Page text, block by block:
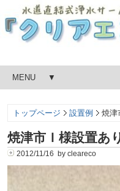
MENU
トップページ 設置例 焼津
焼津市Ｉ様設置あ
2012/11/16 by cleareco